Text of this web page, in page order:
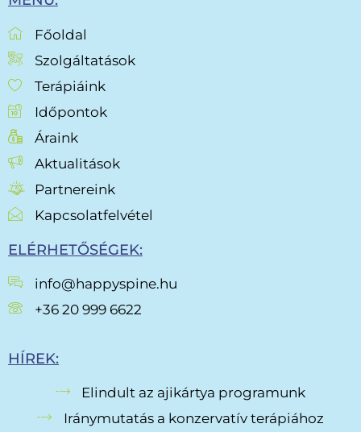
Főoldal
Szolgáltatások
Terápiáink
Időpontok
Áraink
Aktualitások
Partnereink
Kapcsolatfelvétel
ELÉRHETŐSÉGEK:
info@happyspine.hu
+36 20 999 6622
HÍREK:
Elindult az ajikártya programunk
Iránymutatás a konzervatív terápiához